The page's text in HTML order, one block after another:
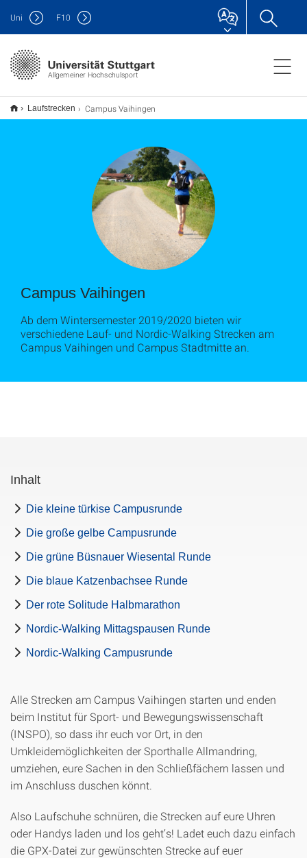
Allgemeiner Hochschulsport
Uni F10
Laufstrecken Campus Vaihingen
Campus Vaihingen
Ab dem Wintersemester 2019/2020 bieten wir
verschiedene Lauf- und Nordic-Walking Strecken am
Campus Vaihingen und Campus Stadtmitte an.
Inhalt
Die kleine türkise Campusrunde
Die große gelbe Campusrunde
Die grüne Büsnauer Wiesental Runde
Die blaue Katzenbachsee Runde
Der rote Solitude Halbmarathon
Nordic-Walking Mittagspausen Runde
Nordic-Walking Campusrunde
Alle Strecken am Campus Vaihingen starten und enden
beim Institut für Sport- und Bewegungswissenschaft
(INSPO), so dass ihr euch vor Ort, in den
Umkleidemöglichkeiten der Sporthalle Allmandring,
umziehen, eure Sachen in den Schließfächern lassen und
im Anschluss duschen könnt.
Also Laufschuhe schnüren, die Strecken auf eure Uhren
oder Handys laden und los geht’s! Ladet euch dazu einfach
die GPX-Datei zur gewünschten Strecke auf euer